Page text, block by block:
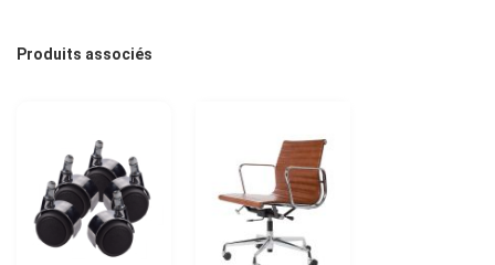
Produits associés